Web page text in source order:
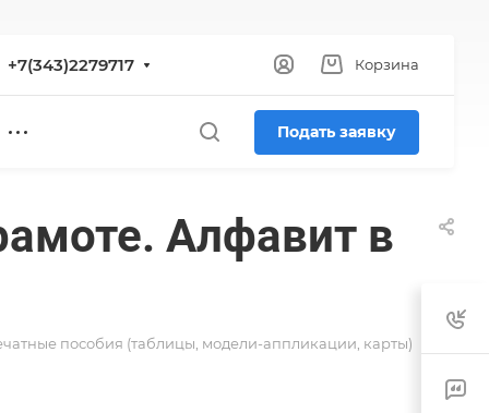
+7(343)2279717 Корзина
Подать заявку
Алфавит в
пособия (таблицы, модели-аппликации, карты)